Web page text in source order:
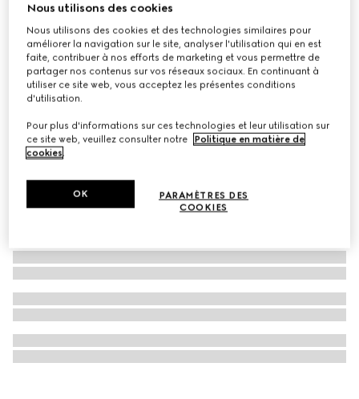
Grand vide-poche à imprimé Herbarium
€ 325
Déclinaisonsrouge cerise et blanc
Nous utilisons des cookies
Nous utilisons des cookies et des technologies similaires pour
améliorer la navigation sur le site, analyser l'utilisation qui en est
faite, contribuer à nos efforts de marketing et vous permettre de
partager nos contenus sur vos réseaux sociaux. En continuant à
utiliser ce site web, vous acceptez les présentes conditions
d'utilisation.
Pour plus d'informations sur ces technologies et leur utilisation sur
ce site web, veuillez consulter notre
Politique en matière de
cookies.
PARAMÈTRES DES
COOKIES
OK